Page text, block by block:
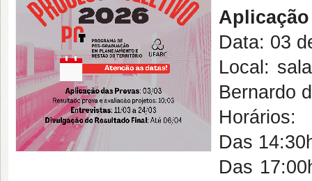
Data: 03
Local:
Bernardo
Horários:
Das
Das